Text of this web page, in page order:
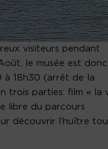
visiteurs pendant
le musée est donc
à 18h30 (arrêt de la
trois parties: film « la
libre du parcours
découvrir l’huître